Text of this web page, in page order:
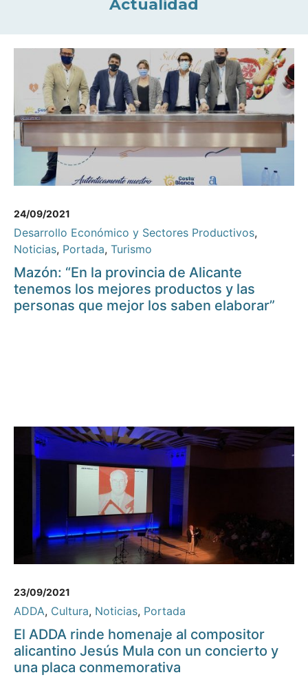
Actualidad
24/09/2021
Desarrollo Económico y Sectores Productivos,
Noticias, Portada, Turismo
Mazón: “En la provincia de Alicante
tenemos los mejores productos y las
personas que mejor los saben elaborar”
23/09/2021
ADDA, Cultura, Noticias, Portada
El ADDA rinde homenaje al compositor
alicantino Jesús Mula con un concierto y
una placa conmemorativa